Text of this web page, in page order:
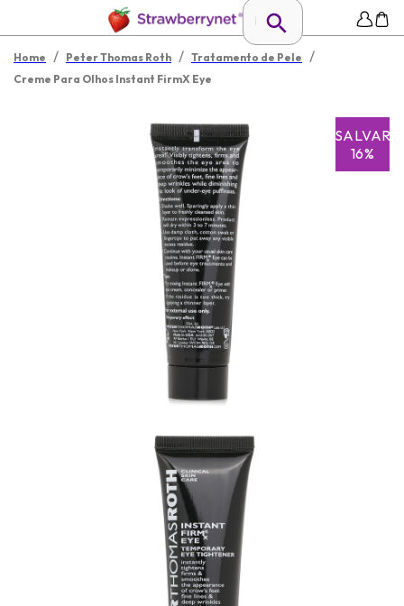
Home / Peter Thomas Roth / Tratamento de Pele /
Creme Para Olhos Instant FirmX Eye
SALVAR
16%